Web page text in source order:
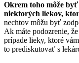
Okrem toho môže
niektorých liekov,
nechtov môžu byť
Ak máte podozrenie,
prípade lieky, ktoré
to prediskutovať s